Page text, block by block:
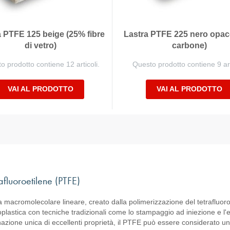
PTFE 125 beige (25% fibre
di vetro)
prodotto contiene 12 articoli.
VAI AL PRODOTTO
Lastra PTFE 225 nero
carbone)
Questo prodotto contiene 9
VAI AL PRODOTTO
(PTFE)
lineare, creato dalla polimerizzazione del
con tecniche tradizionali come lo stampaggio ad iniezione e
unica di eccellenti proprietà, il PTFE può essere considerato